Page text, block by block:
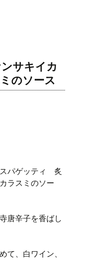
サキイカ
のソース
パゲッティ 炙
ラスミのソー
唐辛子を香ばし
て、白ワイン、